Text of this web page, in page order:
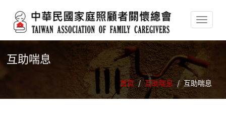
互助喘息
首頁 / 互助喘息 / 互助喘息